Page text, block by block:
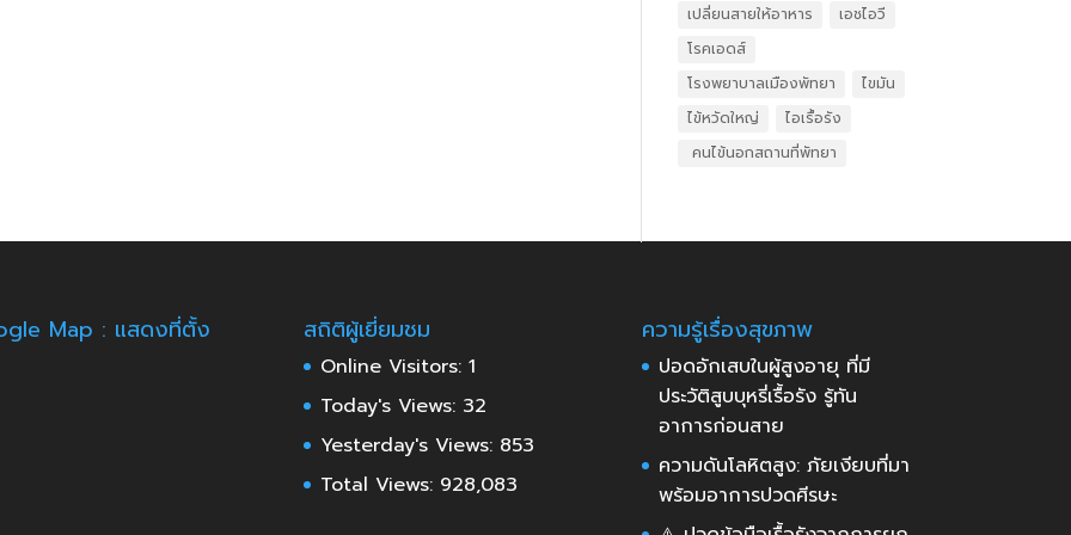
เปลี่ยนสายให้อาหาร
เอชไอวี
โรคเอดส์
โรงพยาบาลเมืองพัทยา
ไขมัน
ไข้หวัดใหญ่
ไอเรื้อรัง
​ คนไข้นอกสถานที่พัทยา
Map : แสดงที่ตั้ง สถิติผู้เยี่ยมชม
Online Visitors: 1
Today's Views: 32
Yesterday's Views: 853
Total Views: 928,083
ความรู้เรื่องสุขภาพ
ปอดอักเสบในผู้สูงอายุ ที่มี
ประวัติสูบบุหรี่เรื้อรัง รู้ทัน
อาการก่อนสาย
ความดันโลหิตสูง: ภัยเงียบที่มา
พร้อมอาการปวดศีรษะ